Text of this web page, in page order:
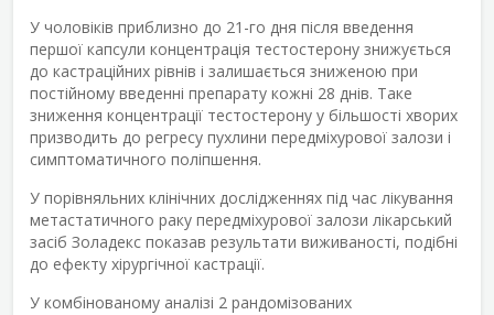
У чоловіків приблизно до 21-го дня після введення
першої капсули концентрація тестостерону знижується
до кастраційних рівнів і залишається зниженою при
постійному введенні препарату кожні 28 днів. Таке
зниження концентрації тестостерону у більшості хворих
призводить до регресу пухлини передміхурової залози і
симптоматичного поліпшення.
У порівняльних клінічних дослідженнях під час лікування
метастатичного раку передміхурової залози лікарський
засіб Золадекс показав результати виживаності, подібні
до ефекту хірургічної кастрації.
У комбінованому аналізі 2 рандомізованих